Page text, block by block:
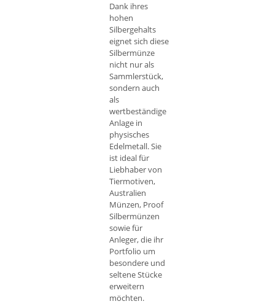
Dank ihres
hohen
Silbergehalts
eignet sich diese
Silbermünze
nicht nur als
Sammlerstück,
sondern auch
als
wertbeständige
Anlage in
physisches
Edelmetall. Sie
ist ideal für
Liebhaber von
Tiermotiven,
Australien
Münzen, Proof
Silbermünzen
sowie für
Anleger, die ihr
Portfolio um
besondere und
seltene Stücke
erweitern
möchten.